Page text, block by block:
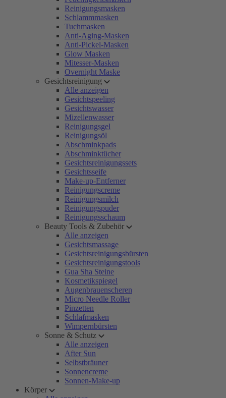
Reinigungsmasken
Schlammmasken
Tuchmasken
Anti-Aging-Masken
Anti-Pickel-Masken
Glow Masken
Mitesser-Masken
Overnight Maske
Gesichtsreinigung
Alle anzeigen
Gesichtspeeling
Gesichtswasser
Mizellenwasser
Reinigungsgel
Reinigungsöl
Abschminkpads
Abschminktücher
Gesichtsreinigungssets
Gesichtsseife
Make-up-Entferner
Reinigungscreme
Reinigungsmilch
Reinigungspuder
Reinigungsschaum
Beauty Tools & Zubehör
Alle anzeigen
Gesichtsmassage
Gesichtsreinigungsbürsten
Gesichtsreinigungstools
Gua Sha Steine
Kosmetikspiegel
Augenbrauenscheren
Micro Needle Roller
Pinzetten
Schlafmasken
Wimpernbürsten
Sonne & Schutz
Alle anzeigen
After Sun
Selbstbräuner
Sonnencreme
Sonnen-Make-up
Körper